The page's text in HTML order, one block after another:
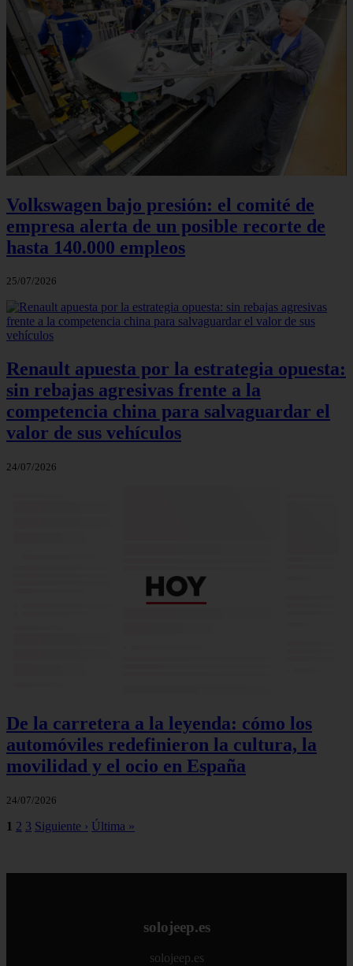
Volkswagen bajo presión: el comité de
empresa alerta de un posible recorte de
hasta 140.000 empleos
25/07/2026
Renault apuesta por la estrategia opuesta:
sin rebajas agresivas frente a la
competencia china para salvaguardar el
valor de sus vehículos
24/07/2026
De la carretera a la leyenda: cómo los
automóviles redefinieron la cultura, la
movilidad y el ocio en España
24/07/2026
1 2 3 Siguiente › Última »
solojeep.es
solojeep.es